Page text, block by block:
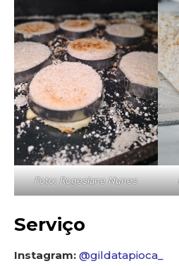
Foto: Rogeslane Nunes
Serviço
Instagram: @gildatapioca_